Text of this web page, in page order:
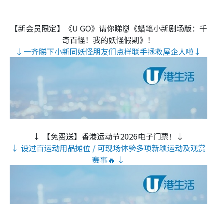
【新会员限定】《U GO》请你睇👹《蜡笔小新剧场版：千
奇百怪！我的妖怪假期》！
↓一齐睇下小新同妖怪朋友们点样联手拯救屋企人啦↓
↓ 【免费送】香港运动节2026电子门票！↓
↓ 设过百运动用品摊位 / 可现场体验多项新颖运动及观赏
赛事🔥 ↓